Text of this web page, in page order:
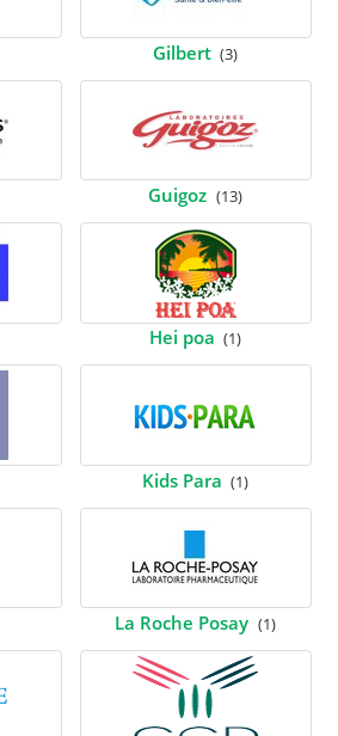
Gilbert (3)
Guigoz (13)
Hei poa (1)
Kids Para (1)
La Roche Posay (1)